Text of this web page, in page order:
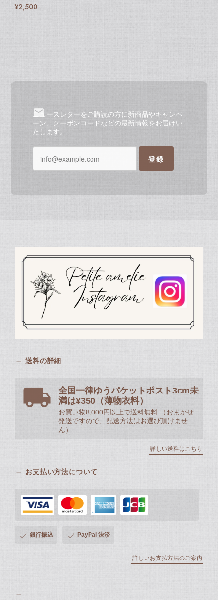
¥2,500
ニュースレターをご購読の方に新商品やキャンペ
ーン、クーポンコードなどの最新情報をお届けい
たします。
登録
送料の詳細
全国一律ゆうパケットポスト3cm未
満は¥350（薄物衣料）
お買い物8,000円以上で送料無料 （おまかせ
発送ですので、配送方法はお選び頂けませ
ん）
詳しい送料はこちら
お支払い方法について
銀行振込 PayPal 決済
詳しいお支払方法のご案内